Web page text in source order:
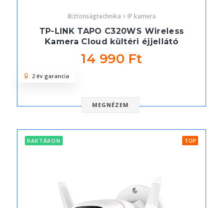
Biztonságtechnika > IP kamera
TP-LINK TAPO C320WS Wireless
Kamera Cloud kültéri éjjellátó
14 990 Ft
MEGNÉZEM
2 év garancia
RAKTÁRON TOP